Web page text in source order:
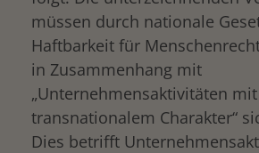
müssen durch nationale
Haftbarkeit für
in Zusammenhang mit
„Unternehmensaktivitäten mit
transnationalem Charakter“
Dies betrifft